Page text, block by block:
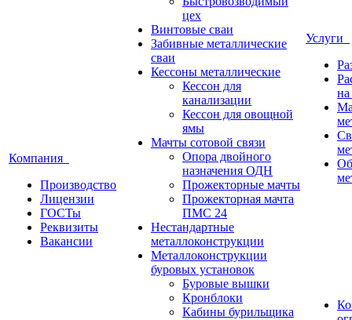
Компания
Производство
Лицензии
ГОСТы
Реквизиты
Вакансии
цех
Винтовые сваи
Забивные металлические
сваи
Кессоны металлические
Кессон для
канализации
Кессон для овощной
ямы
Мачты сотовой связи
Опора двойного
назначения ОДН
Прожекторные мачты
Прожекторная мачта
ПМС 24
Нестандартные
металлоконструкции
Металлоконструкции
буровых установок
Буровые вышки
Кронблоки
Кабины бурильщика
Услуги